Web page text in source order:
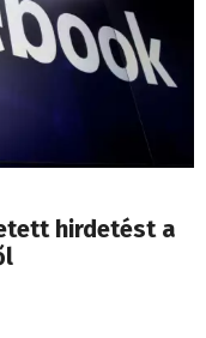
hirdetést a